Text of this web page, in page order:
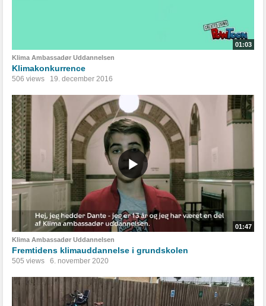
01:03
Klima Ambassadør Uddannelsen
Klimakonkurrence
506 views 19. december 2016
01:47
Klima Ambassadør Uddannelsen
Fremtidens klimauddannelse i grundskolen
505 views 6. november 2020